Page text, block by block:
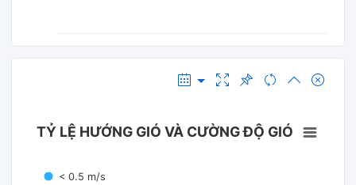
TỶ LỆ HƯỚNG GIÓ VÀ CƯỜNG ĐỘ GIÓ
< 0.5 m/s